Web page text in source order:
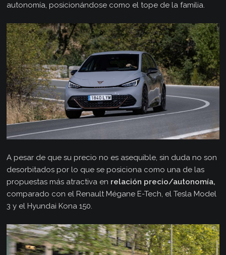
autonomía, posicionándose como el tope de la familia.
A pesar de que su precio no es asequible, sin duda no son
desorbitados por lo que se posiciona como una de las
propuestas más atractiva en relación precio/autonomía,
comparado con el Renault Mégane E-Tech, el Tesla Model
3 y el Hyundai Kona 150.